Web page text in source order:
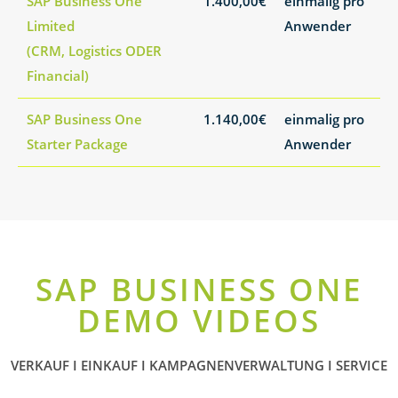
Limited
(CRM, Logistics ODER
Financial)
Anwender
SAP Business One
Starter Package
1.140,00€
einmalig pro
Anwender
SAP BUSINESS ONE
DEMO VIDEOS
VERKAUF I EINKAUF I KAMPAGNENVERWALTUNG I SERVICE